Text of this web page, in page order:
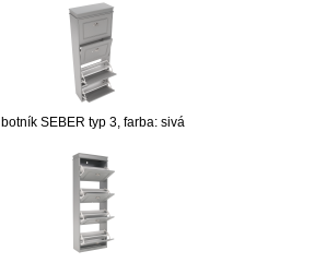
botník SEBER typ 3, farba: sivá